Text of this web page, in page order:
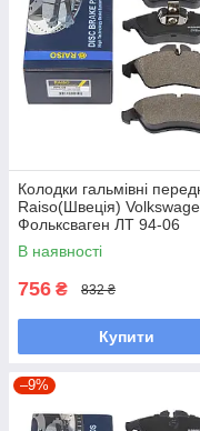
Колодки гальмівні
Raiso(Швеція)
Фольксваген ЛТ 94-06
#RP1220 UAHNCBW7
В наявності
756 ₴ 832 ₴
Купити
–9%